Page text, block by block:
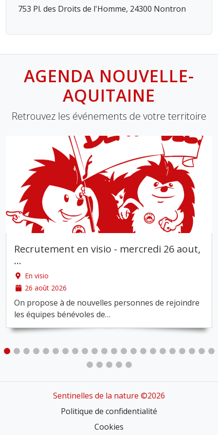
753 Pl. des Droits de l'Homme, 24300 Nontron
AGENDA NOUVELLE-
AQUITAINE
Retrouvez les événements de votre territoire
Recrutement en visio - mercredi 26 aout,
…
En visio
26 août 2026
On propose à de nouvelles personnes de rejoindre
les équipes bénévoles de…
Sentinelles de la nature ©2026
Politique de confidentialité
Cookies